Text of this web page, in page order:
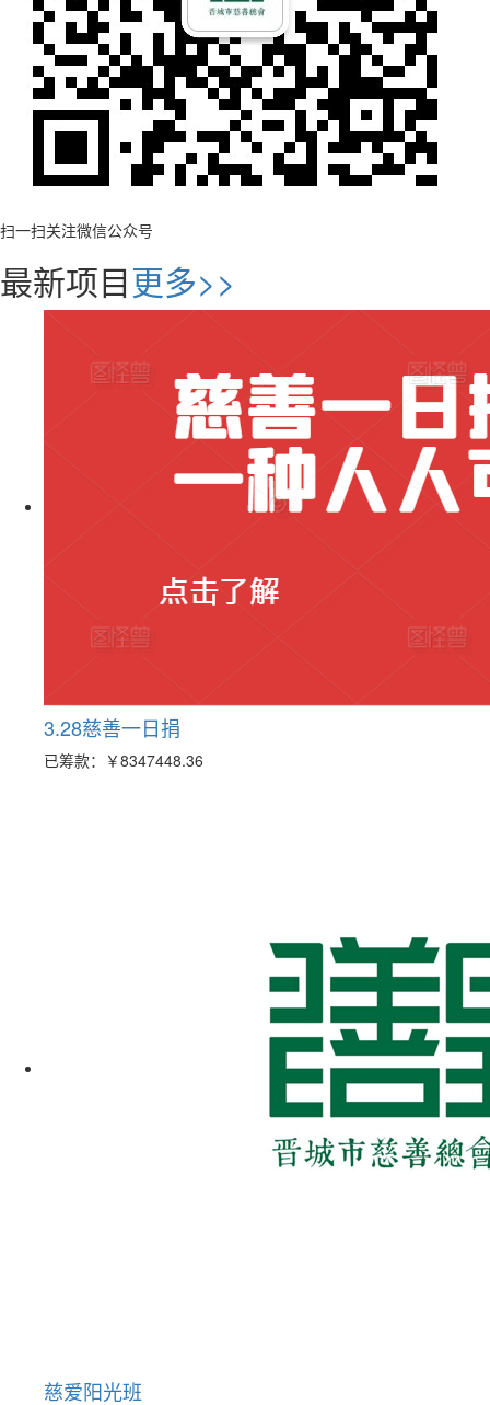
扫一扫关注微信公众号
最新项目更多>>
3.28慈善一日捐
已筹款： ￥8347448.36
慈爱阳光班